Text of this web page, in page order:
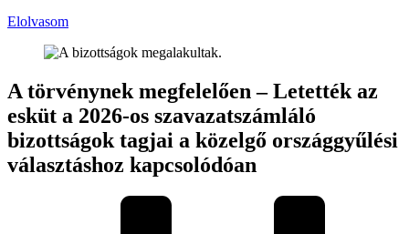
Elolvasom
A törvénynek megfelelően – Letették az
esküt a 2026-os szavazatszámláló
bizottságok tagjai a közelgő országgyűlési
választáshoz kapcsolódóan